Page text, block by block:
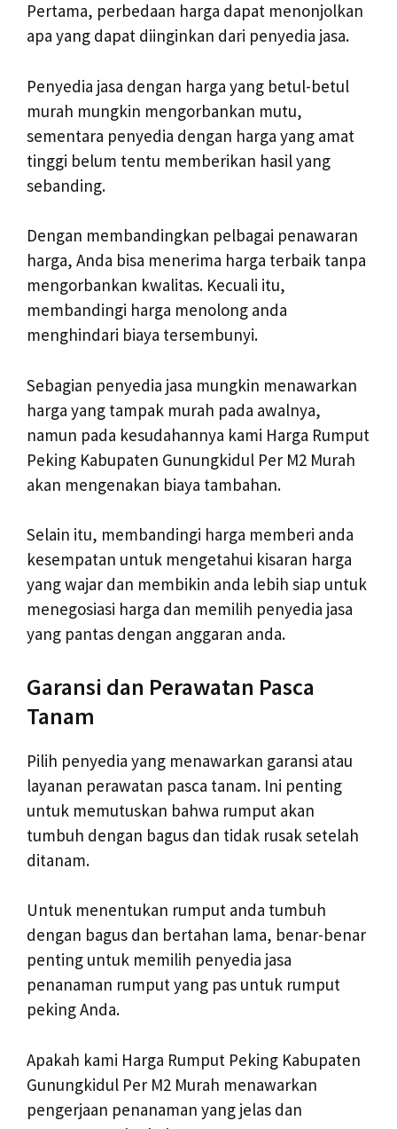
Pertama, perbedaan harga dapat menonjolkan
apa yang dapat diinginkan dari penyedia jasa.
Penyedia jasa dengan harga yang betul-betul
murah mungkin mengorbankan mutu,
sementara penyedia dengan harga yang amat
tinggi belum tentu memberikan hasil yang
sebanding.
Dengan membandingkan pelbagai penawaran
harga, Anda bisa menerima harga terbaik tanpa
mengorbankan kwalitas. Kecuali itu,
membandingi harga menolong anda
menghindari biaya tersembunyi.
Sebagian penyedia jasa mungkin menawarkan
harga yang tampak murah pada awalnya,
namun pada kesudahannya kami Harga Rumput
Peking Kabupaten Gunungkidul Per M2 Murah
akan mengenakan biaya tambahan.
Selain itu, membandingi harga memberi anda
kesempatan untuk mengetahui kisaran harga
yang wajar dan membikin anda lebih siap untuk
menegosiasi harga dan memilih penyedia jasa
yang pantas dengan anggaran anda.
Garansi dan Perawatan Pasca
Tanam
Pilih penyedia yang menawarkan garansi atau
layanan perawatan pasca tanam. Ini penting
untuk memutuskan bahwa rumput akan
tumbuh dengan bagus dan tidak rusak setelah
ditanam.
Untuk menentukan rumput anda tumbuh
dengan bagus dan bertahan lama, benar-benar
penting untuk memilih penyedia jasa
penanaman rumput yang pas untuk rumput
peking Anda.
Apakah kami Harga Rumput Peking Kabupaten
Gunungkidul Per M2 Murah menawarkan
pengerjaan penanaman yang jelas dan